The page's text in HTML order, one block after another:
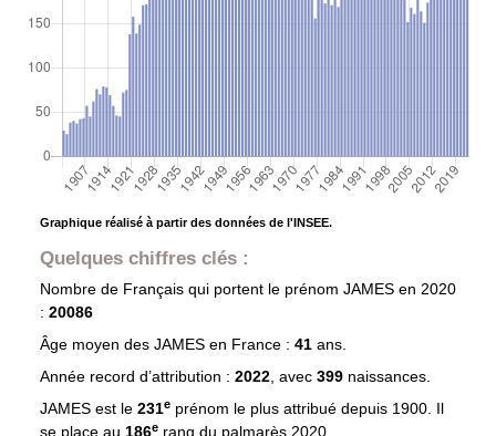
Graphique réalisé à partir des données de l'INSEE.
Quelques chiffres clés :
Nombre de Français qui portent le prénom JAMES en 2020
: 20086
Âge moyen des JAMESen France : 41 ans.
Année record d’attribution : 2022, avec 399 naissances.
JAMES est le 231eprénom le plus attribué depuis 1900. Il
se place au 186e rang du palmarès 2020.